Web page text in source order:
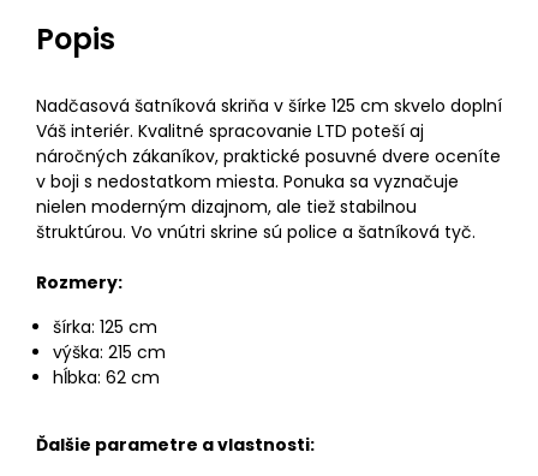
Popis
Nadčasová šatníková skriňa v šírke 125 cm skvelo doplní
Váš interiér. Kvalitné spracovanie LTD poteší aj
náročných zákaníkov, praktické posuvné dvere oceníte
v boji s nedostatkom miesta. Ponuka sa vyznačuje
nielen moderným dizajnom, ale tiež stabilnou
štruktúrou. Vo vnútri skrine sú police a šatníková tyč.
Rozmery:
šírka: 125 cm
výška: 215 cm
hĺbka: 62 cm
Ďalšie parametre a vlastnosti: